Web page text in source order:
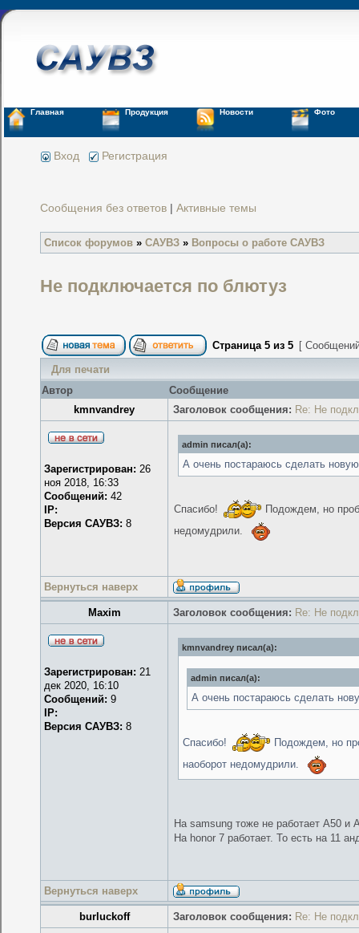
Главная Продукция Новости Фото
Вход Регистрация
Сообщения без ответов |Активные темы
Список форумов »САУВЗ » Вопросы о работе САУВЗ
Не подключается по блютуз
Страница5 из5 [
Для печати
Автор
Сообщение
kmnvandrey
Заголовок сообщения: Re: Не
Зарегистрирован: 26
ноя 2018, 16:33
Сообщений: 42
IP:
Версия САУВЗ: 8
admin писал(а):
А очень постараюсь сделать
Спасибо!
Подождем, но
недомудрили.
Вернуться наверх
Maxim Заголовок сообщения: Re: Не
Зарегистрирован: 21
дек 2020, 16:10
Сообщений: 9
IP:
Версия САУВЗ: 8
kmnvandrey писал(а):
admin писал(а):
А очень постараюсь сделать
Спасибо!
Подождем, но
наоборот недомудрили.
На samsung тоже не работает А50 и
На honor 7 работает. То есть на 11
Вернуться наверх
burluckoff Заголовок сообщения: Re: Не